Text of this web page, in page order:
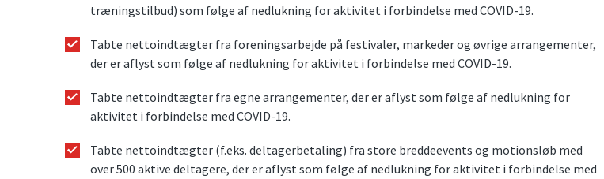
træningstilbud) som følge af nedlukning for aktivitet i forbindelse med COVID-19.
Tabte nettoindtægter fra foreningsarbejde på festivaler, markeder og øvrige arrangementer,
der er aflyst som følge af nedlukning for aktivitet i forbindelse med COVID-19.
Tabte nettoindtægter fra egne arrangementer, der er aflyst som følge af nedlukning for
aktivitet i forbindelse med COVID-19.
Tabte nettoindtægter (f.eks. deltagerbetaling) fra store breddeevents og motionsløb med
over 500 aktive deltagere, der er aflyst som følge af nedlukning for aktivitet i forbindelse med